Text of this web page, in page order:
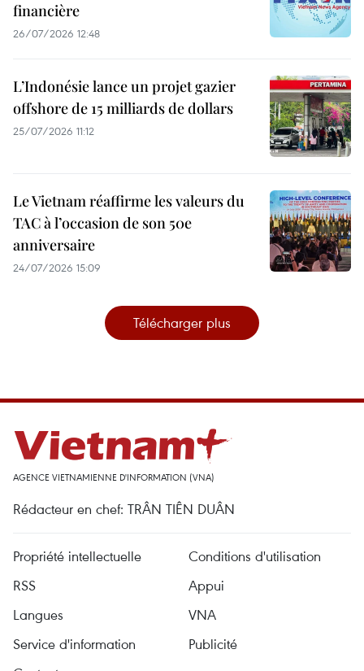
financière
26/07/2026 12:48
L’Indonésie lance un projet gazier
offshore de 15 milliards de dollars
25/07/2026 11:12
Le Vietnam réaffirme les valeurs du
TAC à l’occasion de son 50e
anniversaire
24/07/2026 15:09
Télécharger plus
AGENCE VIETNAMIENNE D'INFORMATION (VNA)
Rédacteur en chef: TRÂN TIÊN DUÂN
Propriété intellectuelle
Conditions d'utilisation
RSS
Appui
Langues
VNA
Service d'information
Publicité